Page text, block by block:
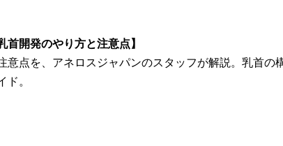
首開発のやり方と注意点】
意点を、アネロスジャパンのスタッフが解説。乳首の
ド。